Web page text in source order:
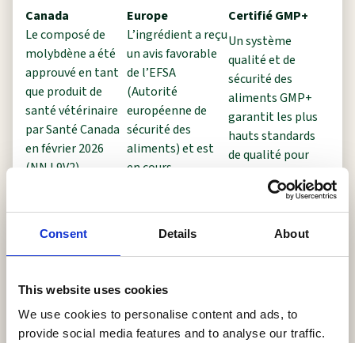
Consent Details About
This website uses cookies
We use cookies to personalise content and ads, to
provide social media features and to analyse our traffic.
Canada
Le composé de
molybdène a été
approuvé en tant
que produit de
santé vétérinaire
par Santé Canada
en février 2026
(NN.L9V2)
Europe
L’ingrédient a reçu
un avis favorable
de l’EFSA
(Autorité
européenne de
sécurité des
aliments) et est
en cours
Certifié GMP+
Un système
qualité et de
sécurité des
aliments GMP+
garantit les plus
hauts standards
de qualité pour
production et
l’ensemble de
l’organisation.
confirmées par des procédures réglementaires
strictes dans tous les aspects : abeilles,
produits de la ruche, apiculteurs et